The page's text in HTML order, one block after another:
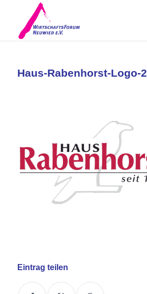
Haus-Rabenhorst-Logo-2
Eintrag teilen